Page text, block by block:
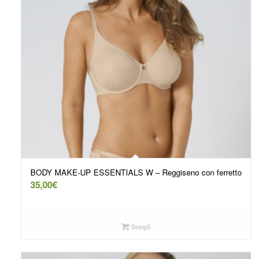
BODY MAKE-UP ESSENTIALS W – Reggiseno con ferretto
35,00€
Scegli